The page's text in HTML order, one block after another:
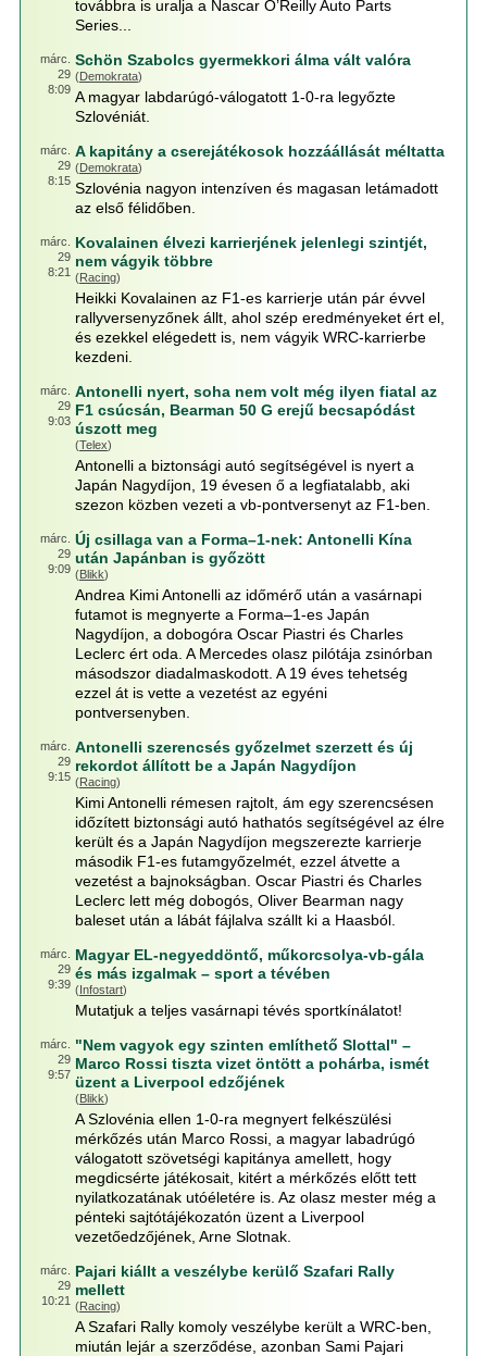
továbbra is uralja a Nascar O’Reilly Auto Parts
Series...
márc.
29
8:09
Schön Szabolcs gyermekkori álma vált valóra
(Demokrata)
A magyar labdarúgó-válogatott 1-0-ra legyőzte
Szlovéniát.
márc.
29
8:15
A kapitány a cserejátékosok hozzáállását méltatta
(Demokrata)
Szlovénia nagyon intenzíven és magasan letámadott
az első félidőben.
márc.
29
8:21
Kovalainen élvezi karrierjének jelenlegi szintjét,
nem vágyik többre
(Racing)
Heikki Kovalainen az F1-es karrierje után pár évvel
rallyversenyzőnek állt, ahol szép eredményeket ért el,
és ezekkel elégedett is, nem vágyik WRC-karrierbe
kezdeni.
márc.
29
9:03
Antonelli nyert, soha nem volt még ilyen fiatal az
F1 csúcsán, Bearman 50 G erejű becsapódást
úszott meg
(Telex)
Antonelli a biztonsági autó segítségével is nyert a
Japán Nagydíjon, 19 évesen ő a legfiatalabb, aki
szezon közben vezeti a vb-pontversenyt az F1-ben.
márc.
29
9:09
Új csillaga van a Forma–1-nek: Antonelli Kína
után Japánban is győzött
(Blikk)
Andrea Kimi Antonelli az időmérő után a vasárnapi
futamot is megnyerte a Forma–1-es Japán
Nagydíjon, a dobogóra Oscar Piastri és Charles
Leclerc ért oda. A Mercedes olasz pilótája zsinórban
másodszor diadalmaskodott. A 19 éves tehetség
ezzel át is vette a vezetést az egyéni
pontversenyben.
márc.
29
9:15
Antonelli szerencsés győzelmet szerzett és új
rekordot állított be a Japán Nagydíjon
(Racing)
Kimi Antonelli rémesen rajtolt, ám egy szerencsésen
időzített biztonsági autó hathatós segítségével az élre
került és a Japán Nagydíjon megszerezte karrierje
második F1-es futamgyőzelmét, ezzel átvette a
vezetést a bajnokságban. Oscar Piastri és Charles
Leclerc lett még dobogós, Oliver Bearman nagy
baleset után a lábát fájlalva szállt ki a Haasból.
márc.
29
9:39
Magyar EL-negyeddöntő, műkorcsolya-vb-gála
és más izgalmak – sport a tévében
(Infostart)
Mutatjuk a teljes vasárnapi tévés sportkínálatot!
márc.
29
9:57
"Nem vagyok egy szinten említhető Slottal" –
Marco Rossi tiszta vizet öntött a pohárba, ismét
üzent a Liverpool edzőjének
(Blikk)
A Szlovénia ellen 1-0-ra megnyert felkészülési
mérkőzés után Marco Rossi, a magyar labadrúgó
válogatott szövetségi kapitánya amellett, hogy
megdicsérte játékosait, kitért a mérkőzés előtt tett
nyilatkozatának utóéletére is. Az olasz mester még a
pénteki sajtótájékozatón üzent a Liverpool
vezetőedzőjének, Arne Slotnak.
márc.
29
10:21
Pajari kiállt a veszélybe kerülő Szafari Rally
mellett
(Racing)
A Szafari Rally komoly veszélybe került a WRC-ben,
miután lejár a szerződése, azonban Sami Pajari